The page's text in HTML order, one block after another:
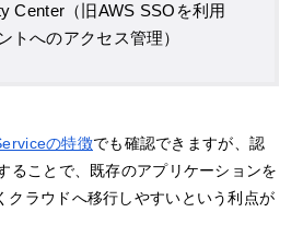
Center（旧AWS SSOを利用
トへのアクセス管理）
の特徴でも確認できますが、認
ることで、既存のアプリケーションを
クラウドへ移行しやすいという利点が